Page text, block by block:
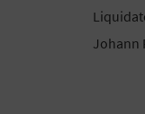
Johann